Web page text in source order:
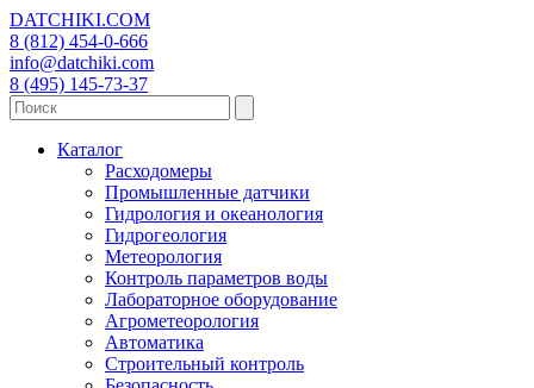
DATCHIKI.COM
8 (812) 454-0-666
info@datchiki.com
8 (495) 145-73-37
Каталог
Расходомеры
Промышленные датчики
Гидрология и океанология
Гидрогеология
Метеорология
Контроль параметров воды
Лабораторное оборудование
Агрометеорология
Автоматика
Строительный контроль